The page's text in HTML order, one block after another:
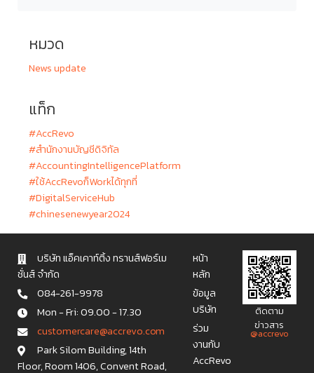
หมวด
News update
แท็ก
#AccRevo
#สำนักงานบัญชีดิจิทัล
#AccountingIntelligencePlatform
#ใช้AccRevoก็Workได้ทุกที่
#DigitalServiceHub
#chinesenewyear2024
บริษัท แอ็คเคาท์ติ้ง ทรานส์ฟอร์เม
ชั่นส์ จำกัด
084-261-9978
Mon - Fri: 09.00 - 17.30
c u s t o m e r c a r e @ a c c r e v o . c o m
Park Silom Building, 14th
Floor, Room 1406, Convent Road,
หน้า
หลัก
ข้อมูล
บริษัท
ร่วม
งานกับ
AccRevo
ติดตาม
ข่าวสาร
@accrevo